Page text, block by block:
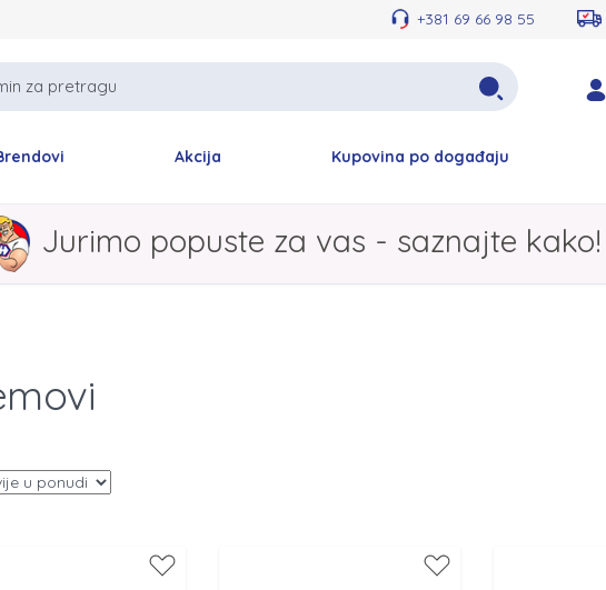
+381 69 66 98 55
Akcija Kupovina po događaju
Jurimo popuste za vas - saznajte kako!